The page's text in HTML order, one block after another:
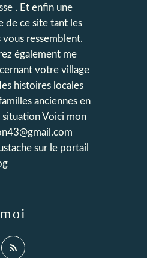
. Et enfin une
de ce site tant les
ressemblent.
également me
votre village
histoires locales
anciennes en
situation Voici mon
sur le portail